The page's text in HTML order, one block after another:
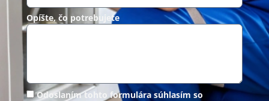
Opíšte, čo potrebujete
Odoslaním tohto formulára súhlasím so